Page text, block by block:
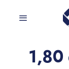
1,80